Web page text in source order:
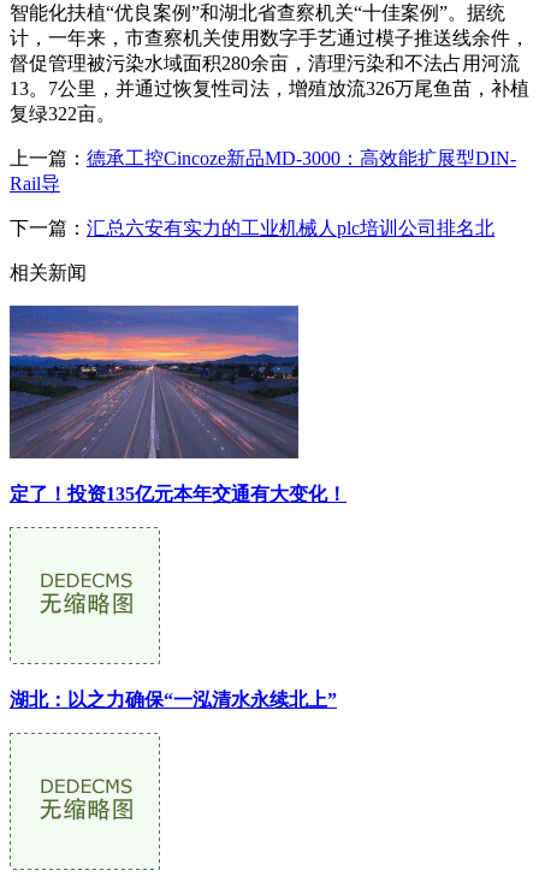
智能化扶植“优良案例”和湖北省查察机关“十佳案例”。据统
计，一年来，市查察机关使用数字手艺通过模子推送线余件，
督促管理被污染水域面积280余亩，清理污染和不法占用河流
13。7公里，并通过恢复性司法，增殖放流326万尾鱼苗，补植
复绿322亩。
上一篇： 德承工控Cincoze新品MD-3000：高效能扩展型DIN-
Rail导
下一篇： 汇总六安有实力的工业机械人plc培训公司排名北
相关新闻
定了！投资135亿元本年交通有大变化！
湖北：以之力确保“一泓清水永续北上”